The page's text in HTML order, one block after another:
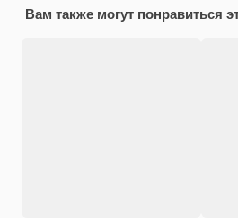
Вам также могут понравиться